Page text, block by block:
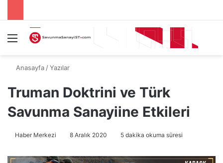
Menü
Anasayfa /Yazılar
Truman Doktrini ve Türk
Savunma Sanayiine Etkileri
Haber Merkezi 8 Aralık 2020 5 dakika okuma süresi